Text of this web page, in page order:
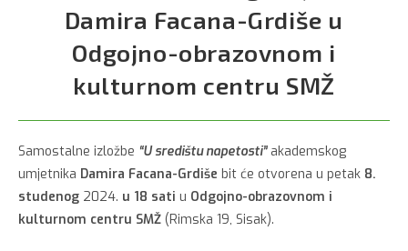
Damira Facana-Grdiše u
Odgojno-obrazovnom i
kulturnom centru SMŽ
Samostalne izložbe “U središtu napetosti”akademskog
umjetnika Damira Facana-Grdiše bit će otvorena u petak 8.
studenog 2024. u 18 sati u Odgojno-obrazovnom i
kulturnom centru SMŽ (Rimska 19, Sisak).